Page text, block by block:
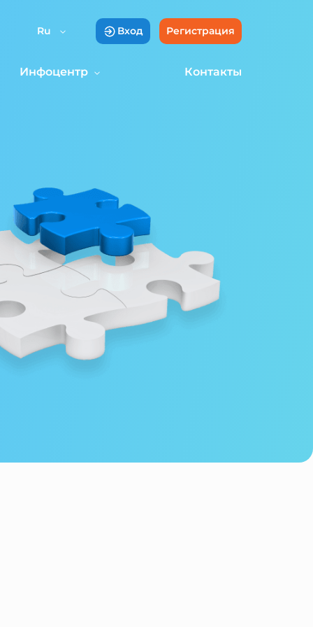
Ru Вход Регистрация
Инфоцентр Контакты